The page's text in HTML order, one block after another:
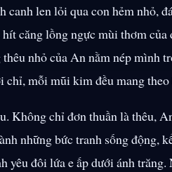
canh len lỏi qua con hẻm nhỏ,
căng lồng ngực mùi thơm
nhỏ của An nằm nép
chỉ, mỗi mũi kim đều mang
Không chỉ đơn thuần là thêu,
những bức tranh sống động,
yêu đôi lứa e ấp dưới ánh